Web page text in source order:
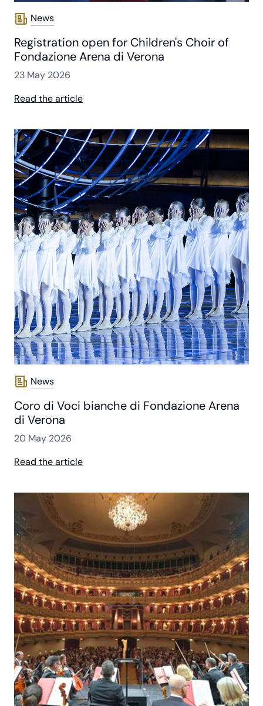
News
Registration open for Children's Choir of
Fondazione Arena di Verona
23 May 2026
Read the article
News
Coro di Voci bianche di Fondazione Arena
di Verona
20 May 2026
Read the article